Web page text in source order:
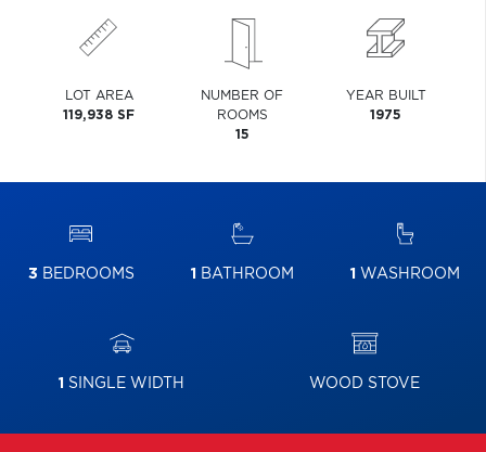
LOT AREA
119,938 SF
NUMBER OF
ROOMS
15
YEAR BUILT
1975
3 BEDROOMS 1 BATHROOM 1 WASHROOM
1 SINGLE WIDTH WOOD STOVE